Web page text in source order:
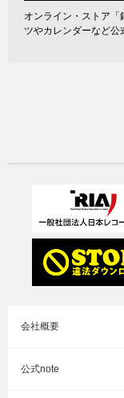
オンライン・ストア「
ツやカレンダーなど公
会社概要
公式note